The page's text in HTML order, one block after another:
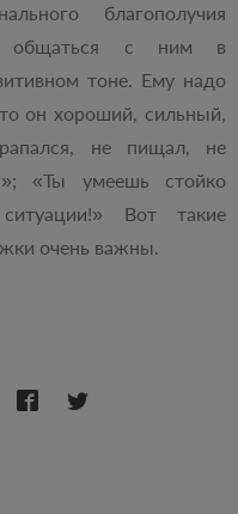
благополучия
общаться с ним в
тоне. Ему надо
он хороший, сильный,
не пищал, не
«Ты умеешь стойко
Вот такие
очень важны.